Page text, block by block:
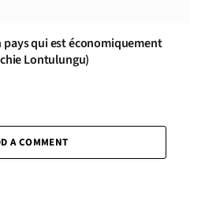
pays qui est économiquement
Lontulungu)
A COMMENT